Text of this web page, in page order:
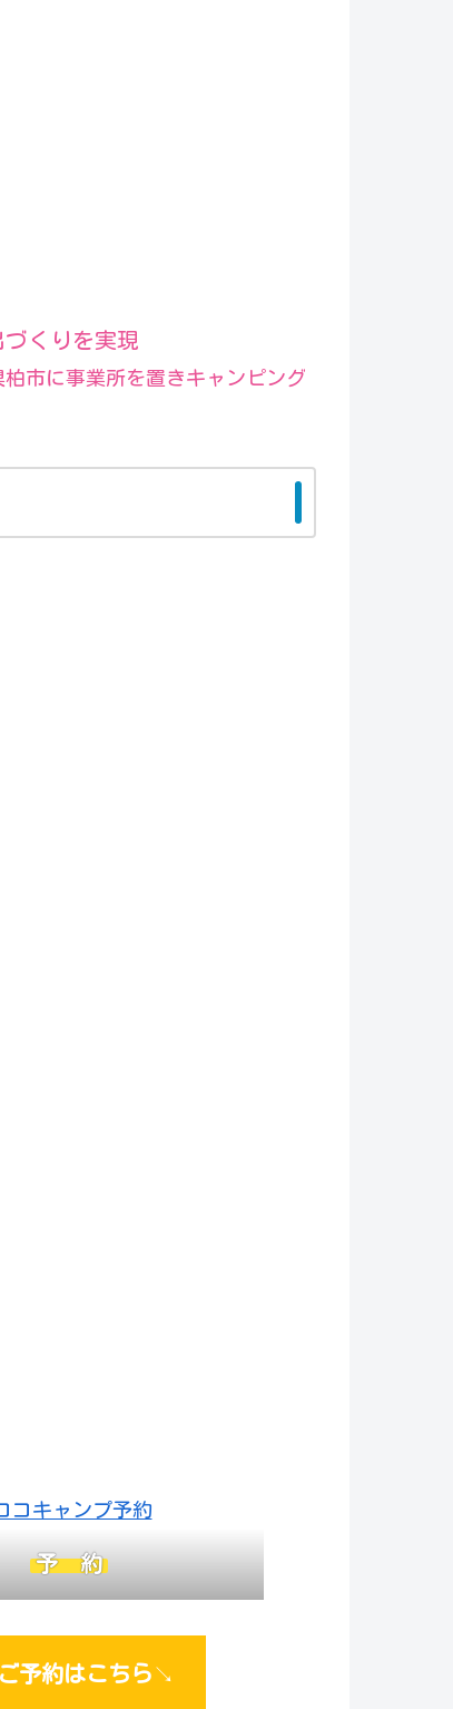
くりを実現
柏市に事業所を置きキャンピング
予 約
ご予約はこちら ↘︎